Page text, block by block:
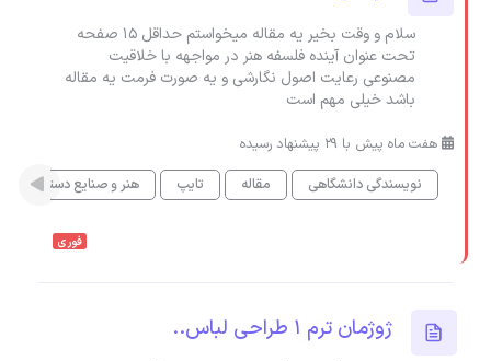
سلام و وقت بخیر یه مقاله میخواستم حداقل 15 صفحه
تحت عنوان آینده فلسفه هنر در مواجهه با خلاقیت
مصنوعی رعایت اصول نگارشی و یه صورت فرمت یه مقاله
باشد خیلی مهم است
هفت ماه پیش با 29 پیشنهاد رسیده
نویسندگی دانشگاهی
مقاله تایپ هنر و صنایع دستی
فوری
ژوژمان ترم ١ طراحى لباس..